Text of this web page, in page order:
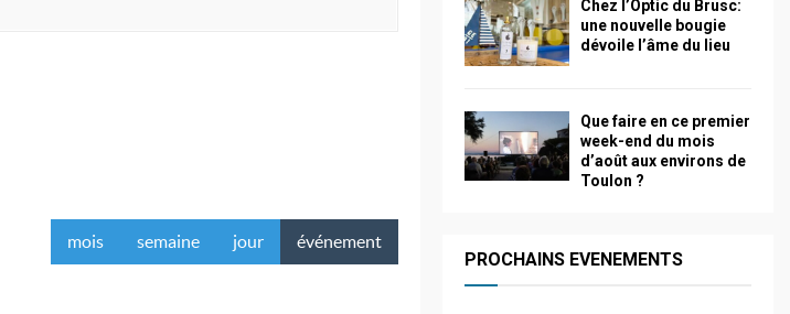
mois semaine jour événement
Chez l’Optic du Brusc:
une nouvelle bougie
dévoile l’âme du lieu
Que faire en ce premier
week-end du mois
d’août aux environs de
Toulon ?
PROCHAINS EVENEMENTS